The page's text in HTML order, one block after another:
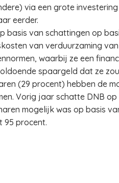
via een grote
eerder.
basis van schattingen op
van verduurzaming
waarbij ze een
spaargeld dat ze
(29 procent) hebben de
Vorig jaar schatte DNB
mogelijk was op basis
95 procent.